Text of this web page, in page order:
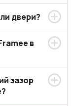
двери?
в
зазор